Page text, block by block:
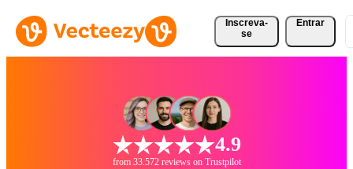
Inscreva-
se
Entrar
4.9
from 33.572 reviews on Trustpilot